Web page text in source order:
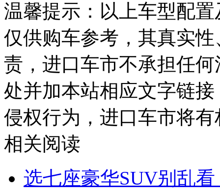
温馨提示：以上车型配
仅供购车参考，其真实
责，进口车市不承担任
处并加本站相应文字链
侵权行为，进口车市将
相关阅读
选七座豪华SUV别乱